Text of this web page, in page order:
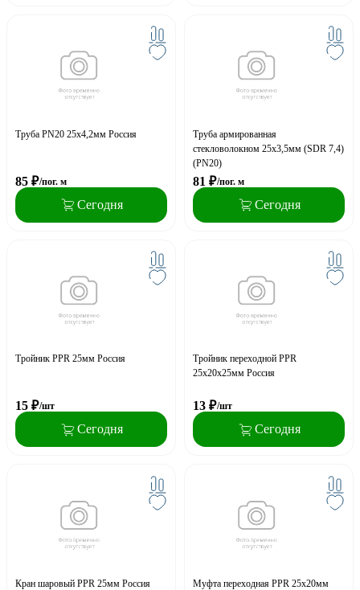
Труба PN20 25x4,2мм Россия
85 ₽/пог. м
Сегодня
Труба армированная
стекловолокном 25х3,5мм (SDR 7,4)
(PN20)
81 ₽/пог. м
Сегодня
Тройник PPR 25мм Россия
15 ₽/шт
Сегодня
Тройник переходной PPR
25x20x25мм Россия
13 ₽/шт
Сегодня
Кран шаровый PPR 25мм Россия
Муфта переходная PPR 25x20мм